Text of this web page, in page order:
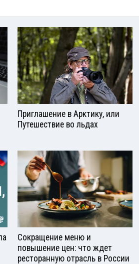
Приглашение в Арктику, или
Путешествие во льдах
Сокращение меню и
повышение цен: что ждет
ресторанную отрасль в России